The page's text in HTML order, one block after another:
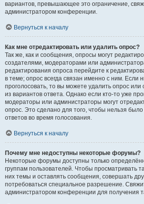
вариантов, превышающее это ограничение,
администратором конференции.
Вернуться к началу
Как мне отредактировать или удалить опрос?
Так же, как и сообщения, опросы могут
создателями, модераторами или
редактирования опроса перейдите к
в теме; опрос всегда связан именно с ним. Если
проголосовать, то вы можете удалить опрос или
из вариантов ответа. Однако если кто-то уже
модераторы или администраторы могут
опрос. Это сделано для того, чтобы нельзя
ответов во время голосования.
Вернуться к началу
Почему мне недоступны некоторые форумы?
Некоторые форумы доступны только
группам пользователей. Чтобы просматривать
них темы и оставлять сообщения, совершать
потребоваться специальное разрешение.
администратором конференции для получения